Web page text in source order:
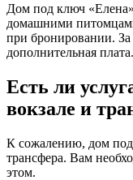
Дом под ключ
домашними
при бронировании.
дополнительная плата.
Есть ли
вокзале и
К сожалению, дом под
трансфера. Вам
этом.